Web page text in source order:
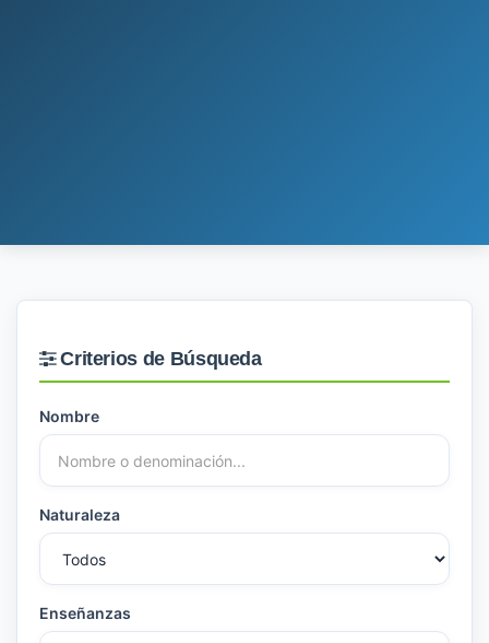
Criterios de Búsqueda
Nombre
Naturaleza
Enseñanzas